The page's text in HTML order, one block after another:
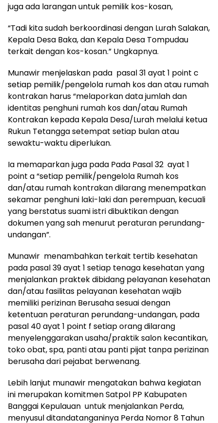
juga ada larangan untuk pemilik kos-kosan,
“Tadi kita sudah berkoordinasi dengan Lurah Salakan,
Kepala Desa Baka, dan Kepala Desa Tompudau
terkait dengan kos-kosan.” Ungkapnya.
Munawir menjelaskan pada pasal 31 ayat 1 point c
setiap pemilik/pengelola rumah kos dan atau rumah
kontrakan harus “melaporkan data jumlah dan
identitas penghuni rumah kos dan/atau Rumah
Kontrakan kepada Kepala Desa/Lurah melalui ketua
Rukun Tetangga setempat setiap bulan atau
sewaktu-waktu diperlukan.
Ia memaparkan juga pada Pada Pasal 32 ayat 1
point a “setiap pemilik/pengelola Rumah kos
dan/atau rumah kontrakan dilarang menempatkan
sekamar penghuni laki-laki dan perempuan, kecuali
yang berstatus suami istri dibuktikan dengan
dokumen yang sah menurut peraturan perundang-
undangan”.
Munawir menambahkan terkait tertib kesehatan
pada pasal 39 ayat 1 setiap tenaga kesehatan yang
menjalankan praktek dibidang pelayanan kesehatan
dan/atau fasilitas pelayanan kesehatan wajib
memiliki perizinan Berusaha sesuai dengan
ketentuan peraturan perundang-undangan, pada
pasal 40 ayat 1 point f setiap orang dilarang
menyelenggarakan usaha/praktik salon kecantikan,
toko obat, spa, panti atau panti pijat tanpa perizinan
berusaha dari pejabat berwenang.
Lebih lanjut munawir mengatakan bahwa kegiatan
ini merupakan komitmen Satpol PP Kabupaten
Banggai Kepulauan untuk menjalankan Perda,
menyusul ditandatanganinya Perda Nomor 8 Tahun